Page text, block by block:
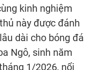
kinh nghiệm
này được đánh
dài cho bóng đá
Ngô, sinh năm
1/2026, nổi